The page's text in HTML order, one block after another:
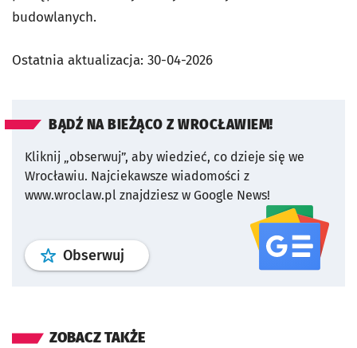
budowlanych.
Ostatnia aktualizacja: 30-04-2026
BĄDŹ NA BIEŻĄCO Z WROCŁAWIEM!
Kliknij „obserwuj”, aby wiedzieć, co dzieje się we
Wrocławiu. Najciekawsze wiadomości z
www.wroclaw.pl znajdziesz w Google News!
Obserwuj profil serwisu
ZOBACZ TAKŻE